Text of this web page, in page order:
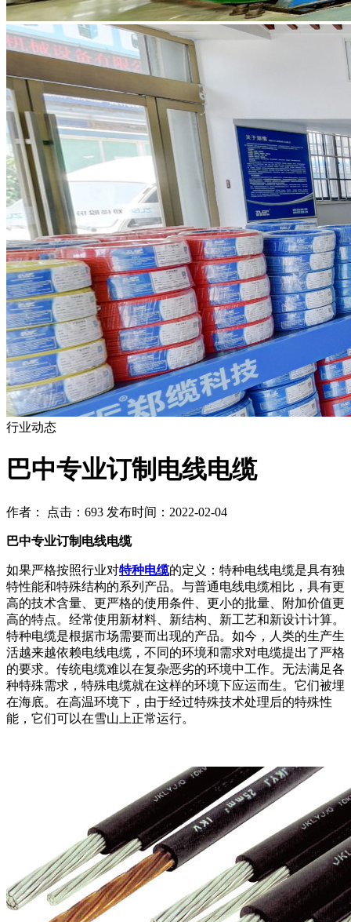
行业动态
巴中专业订制电线电缆
作者： 点击：693 发布时间：2022-02-04
巴中专业订制电线电缆
如果严格按照行业对特种电缆的定义：特种电线电缆是具有独
特性能和特殊结构的系列产品。与普通电线电缆相比，具有更
高的技术含量、更严格的使用条件、更小的批量、附加价值更
高的特点。经常使用新材料、新结构、新工艺和新设计计算。
特种电缆是根据市场需要而出现的产品。如今，人类的生产生
活越来越依赖电线电缆，不同的环境和需求对电缆提出了严格
的要求。传统电缆难以在复杂恶劣的环境中工作。无法满足各
种特殊需求，特殊电缆就在这样的环境下应运而生。它们被埋
在海底。在高温环境下，由于经过特殊技术处理后的特殊性
能，它们可以在雪山上正常运行。